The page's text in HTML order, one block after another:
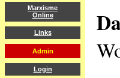
Marxisme
Online
Links
Admin
Login